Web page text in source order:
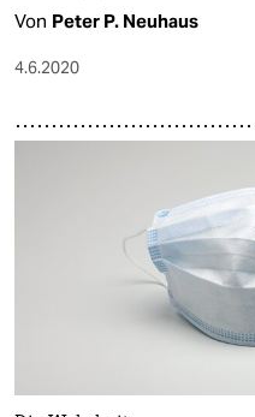
Von Peter P. Neuhaus
4.6.2020